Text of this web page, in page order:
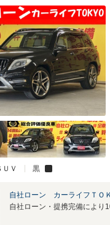
Ｖ 黒
自社ローン カーライフＴＯ